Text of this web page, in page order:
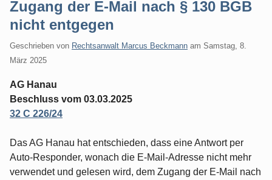
Zugang der E-Mail nach § 130 BGB
nicht entgegen
Geschrieben von Rechtsanwalt Marcus Beckmann am Samstag, 8.
März 2025
AG Hanau
Beschluss vom 03.03.2025
32 C 226/24
Das AG Hanau hat entschieden, dass eine Antwort per
Auto-Responder, wonach die E-Mail-Adresse nicht mehr
verwendet und gelesen wird, dem Zugang der E-Mail nach